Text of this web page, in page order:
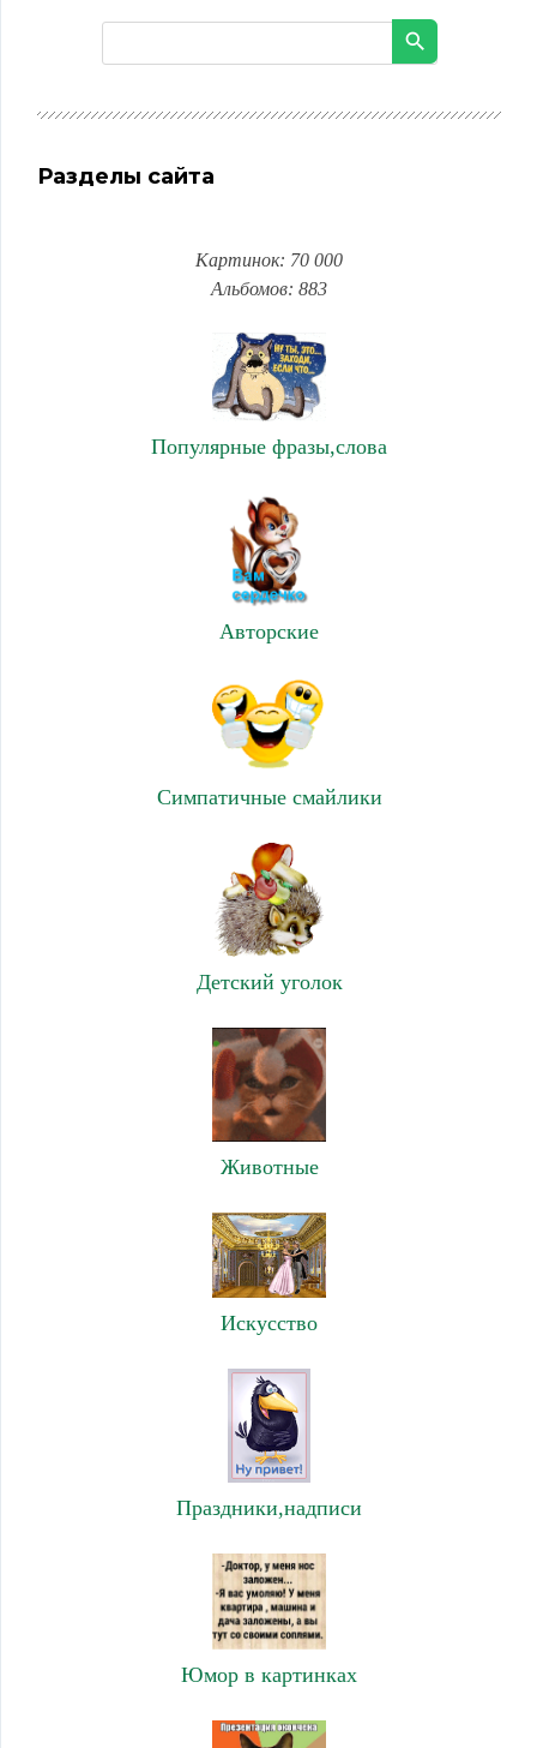
Разделы сайта
Картинок: 70 000
Альбомов: 883
Популярные фразы,слова
Авторские
Симпатичные смайлики
Детский уголок
Животные
Искусство
Праздники,надписи
Юмор в картинках